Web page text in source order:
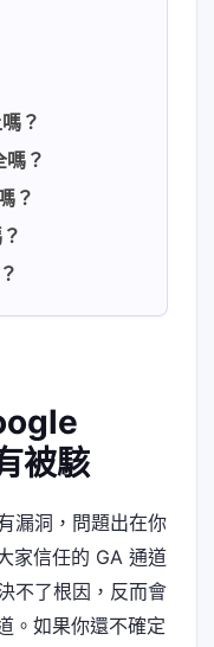
？
？
？
被駭
漏洞，問題出在你
家信任的 GA 通道
不了根因，反而會
。如果你還不確定